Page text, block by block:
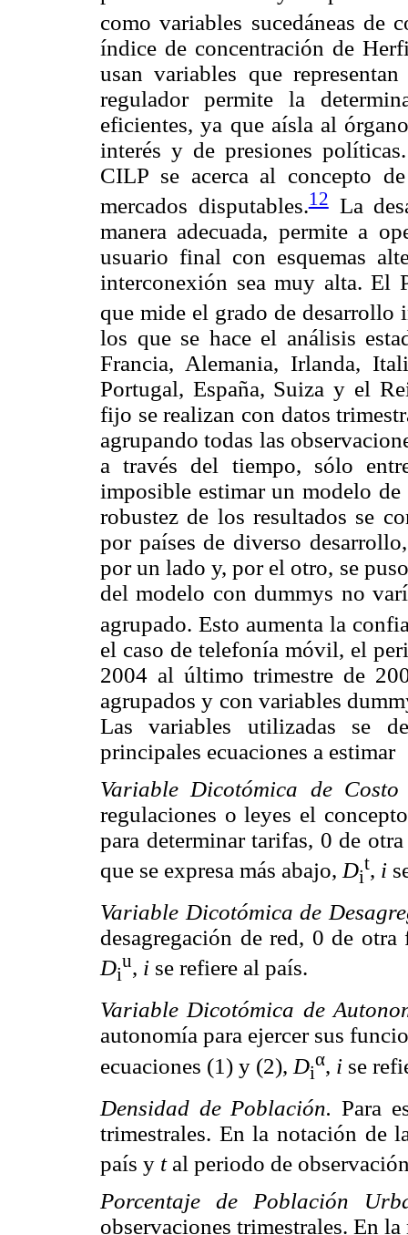
como variables sucedáneas de
índice de concentración de
usan variables que
regulador permite la
eficientes, ya que aísla al
interés y de presiones
CILP se acerca al concepto
mercados disputables.12La
manera adecuada, permite a
usuario final con esquemas
interconexión sea muy alta. El
que mide el grado de desarrollo
los que se hace el análisis
Francia, Alemania, Irlanda,
Portugal, España, Suiza y el
fijo se realizan con datos
agrupando todas las
a través del tiempo, sólo
imposible estimar un modelo
robustez de los resultados se
por países de diverso
por un lado y, por el otro, se
del modelo con dummys no
agrupado. Esto aumenta la
el caso de telefonía móvil, el
2004 al último trimestre de
agrupados y con variables
Las variables utilizadas se
principales ecuaciones a estimar
Variable Dicotómica de
regulaciones o leyes el
para determinar tarifas, 0 de
que se expresa más abajo, Di
t, i
Variable Dicotómica de
desagregación de red, 0 de
Di
u, i se refiere al país.
Variable Dicotómica de
autonomía para ejercer sus
ecuaciones (1) y (2), Di
α, i se
Densidad de Población. Para
trimestrales. En la notación de
país y t al periodo de
Porcentaje de Población
observaciones trimestrales. En